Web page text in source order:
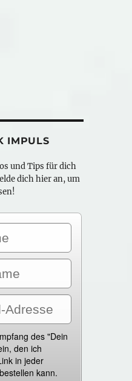
IMPULS
und Tips für dich
dich hier an, um